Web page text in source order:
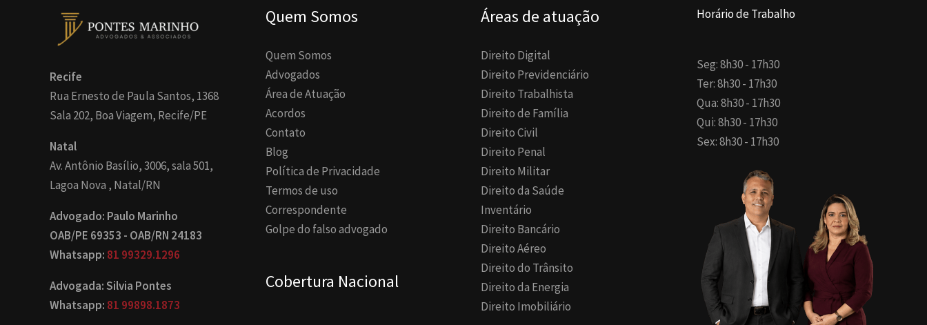
Recife
Rua Ernesto de Paula Santos, 1368
Sala 202, Boa Viagem, Recife/PE
Natal
Av. Antônio Basílio, 3006, sala 501,
Lagoa Nova , Natal/RN
Advogado: Paulo Marinho
OAB/PE 69353 - OAB/RN 24183
Whatsapp: 81 99329.1296
Advogada: Silvia Pontes
Whatsapp: 81 99898.1873
Quem Somos
Quem Somos
Advogados
Área de Atuação
Acordos
Contato
Blog
Política de Privacidade
Termos de uso
Correspondente
Golpe do falso advogado
Cobertura Nacional
Áreas de atuação
Direito Digital
Direito Previdenciário
Direito Trabalhista
Direito de Família
Direito Civil
Direito Penal
Direito Militar
Direito da Saúde
Inventário
Direito Bancário
Direito Aéreo
Direito do Trânsito
Direito da Energia
Direito Imobiliário
Horário de Trabalho
Seg: 8h30 - 17h30
Ter: 8h30 - 17h30
Qua: 8h30 - 17h30
Qui: 8h30 - 17h30
Sex: 8h30 - 17h30